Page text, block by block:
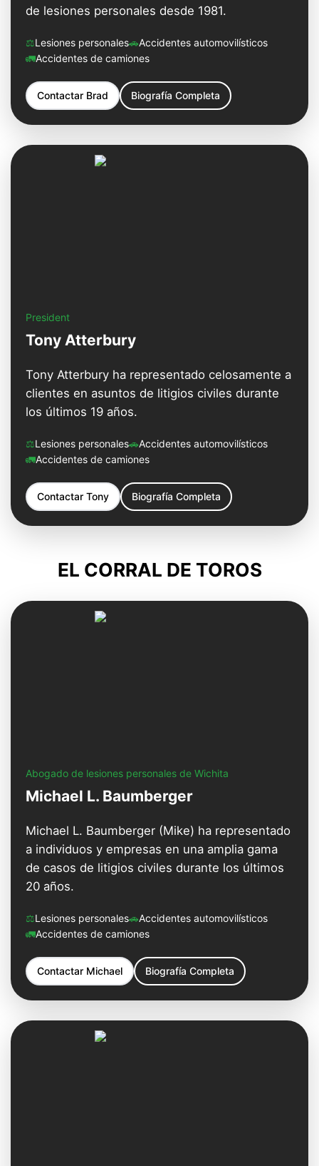
de lesiones personales desde 1981.
⚖️Lesiones personales🚗Accidentes automovilísticos
🚛Accidentes de camiones
Contactar Brad Biografía Completa
President
Tony Atterbury
Tony Atterbury ha representado celosamente a
clientes en asuntos de litigios civiles durante
los últimos 19 años.
⚖️Lesiones personales🚗Accidentes automovilísticos
🚛Accidentes de camiones
Contactar Tony Biografía Completa
EL CORRAL DE TOROS
Abogado de lesiones personales de Wichita
Michael L. Baumberger
Michael L. Baumberger (Mike) ha representado
a individuos y empresas en una amplia gama
de casos de litigios civiles durante los últimos
20 años.
⚖️Lesiones personales🚗Accidentes automovilísticos
🚛Accidentes de camiones
Contactar Michael Biografía Completa